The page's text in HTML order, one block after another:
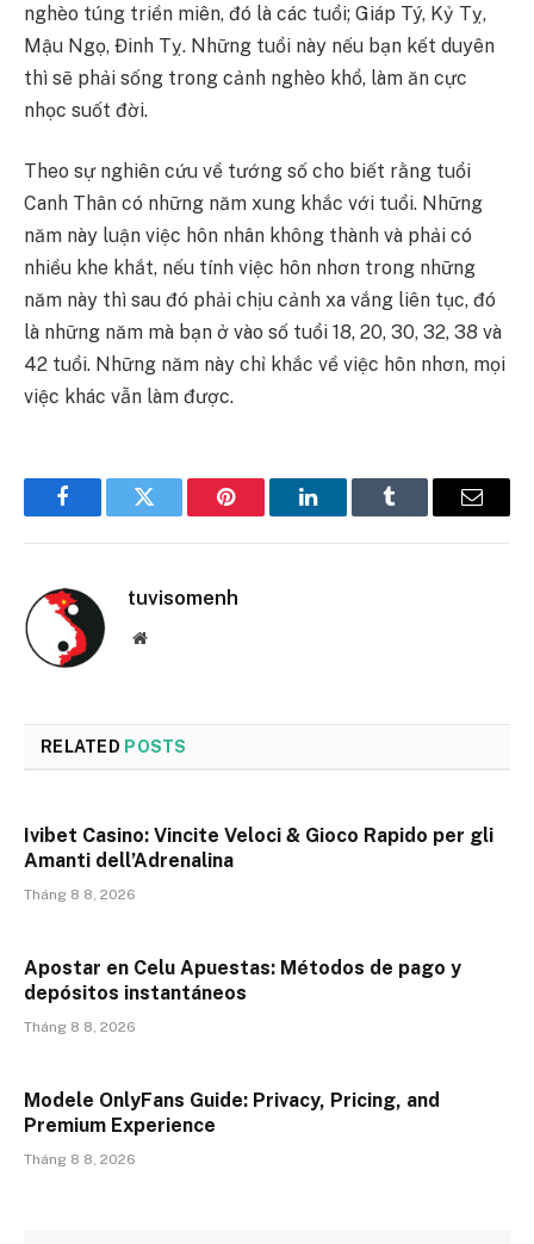
nghèo túng triền miên, đó là các tuổi; Giáp Tý, Kỷ Tỵ,
Mậu Ngọ, Đinh Tỵ. Những tuổi này nếu bạn kết duyên
thì sẽ phải sống trong cảnh nghèo khổ, làm ăn cực
nhọc suốt đời.
Theo sự nghiên cứu về tướng số cho biết rằng tuổi
Canh Thân có những năm xung khắc với tuổi. Những
năm này luận việc hôn nhân không thành và phải có
nhiều khe khắt, nếu tính việc hôn nhơn trong những
năm này thì sau đó phải chịu cảnh xa vắng liên tục, đó
là những năm mà bạn ở vào số tuổi 18, 20, 30, 32, 38 và
42 tuổi. Những năm này chỉ khắc về việc hôn nhơn, mọi
việc khác vẫn làm được.
FacebookTwitter Pinterest LinkedInTumblr Email
tuvisomenh
Website
RELATED POSTS
Ivibet Casino: Vincite Veloci & Gioco Rapido per gli
Amanti dell’Adrenalina
Tháng 8 8, 2026
Apostar en Celu Apuestas: Métodos de pago y
depósitos instantáneos
Tháng 8 8, 2026
Modele OnlyFans Guide: Privacy, Pricing, and
Premium Experience
Tháng 8 8, 2026